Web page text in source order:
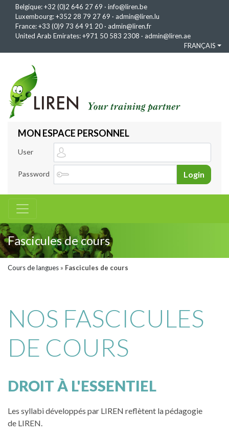
Belgique:+32 (0)2 646 27 69 · info@liren.be
Luxembourg:+352 28 79 27 69 · admin@liren.lu
France:+33 (0)9 73 64 91 20 · admin@liren.fr
United Arab Emirates:+971 50 583 2308 · admin@liren.ae
FRANÇAIS
MON ESPACE PERSONNEL
User
Password Login
Fascicules de cours
Cours de langues » Fascicules de cours
NOS FASCICULES
DE COURS
DROIT À L'ESSENTIEL
Les syllabi développés par LIREN reflètent la pédagogie
de LIREN.